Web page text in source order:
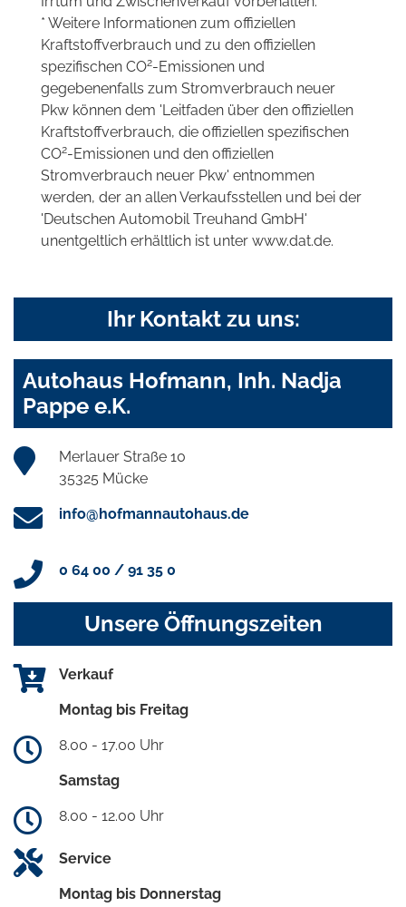
* Weitere Informationen zum offiziellen
Kraftstoffverbrauch und zu den offiziellen
spezifischen CO2-Emissionen und
gegebenenfalls zum Stromverbrauch neuer
Pkw können dem 'Leitfaden über den offiziellen
Kraftstoffverbrauch, die offiziellen spezifischen
CO2-Emissionen und den offiziellen
Stromverbrauch neuer Pkw' entnommen
werden, der an allen Verkaufsstellen und bei der
'Deutschen Automobil Treuhand GmbH'
unentgeltlich erhältlich ist unter www.dat.de.
Ihr Kontakt zu uns:
Autohaus Hofmann, Inh. Nadja
Pappe e.K.
Merlauer Straße 10
35325 Mücke
info@hofmannautohaus.de
0 64 00 / 91 35 0
Unsere Öffnungszeiten
Verkauf
Montag bis Freitag
8.00 - 17.00 Uhr
Samstag
8.00 - 12.00 Uhr
Service
Montag bis Donnerstag